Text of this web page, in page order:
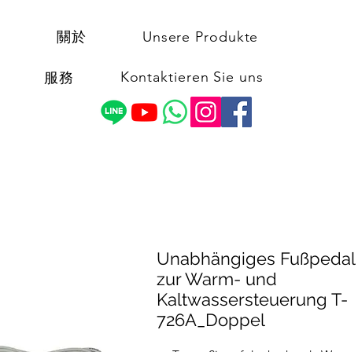
關於 Unsere Produkte
服務 Kontaktieren Sie uns
Unabhängiges Fußpedal
zur Warm- und
Kaltwassersteuerung T-
726A_Doppel